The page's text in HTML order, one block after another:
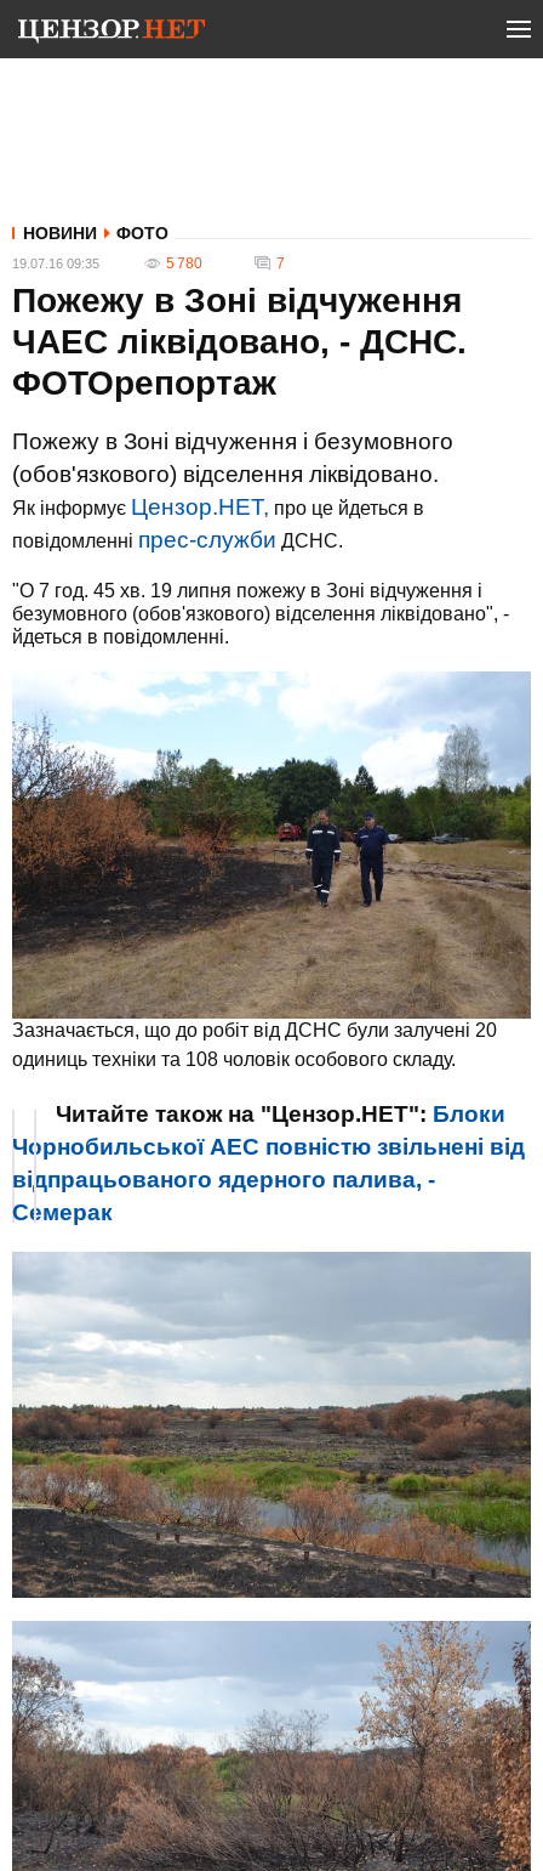
НОВИНИ ФОТО
19.07.16 09:35 5 780 7
Пожежу в Зоні відчуження
ЧАЕС ліквідовано, - ДСНС.
ФОТОрепортаж
Пожежу в Зоні відчуження і безумовного
(обов'язкового) відселення ліквідовано.
Як інформує Цензор.НЕТ, про це йдеться в
повідомленні прес-служби ДСНС.
"О 7 год. 45 хв. 19 липня пожежу в Зоні відчуження і
безумовного (обов'язкового) відселення ліквідовано", -
йдеться в повідомленні.
Зазначається, що до робіт від ДСНС були залучені 20
одиниць техніки та 108 чоловік особового складу.
Читайте також на "Цензор.НЕТ": Блоки
Чорнобильської АЕС повністю звільнені від
відпрацьованого ядерного палива, -
Семерак